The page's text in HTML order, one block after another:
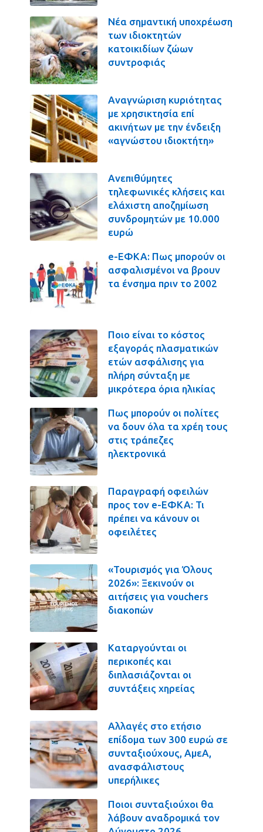
Νέα σημαντική υποχρέωση
των ιδιοκτητών
κατοικιδίων ζώων
συντροφιάς
Αναγνώριση κυριότητας
με χρησικτησία επί
ακινήτων με την ένδειξη
«αγνώστου ιδιοκτήτη»
Ανεπιθύμητες
τηλεφωνικές κλήσεις και
ελάχιστη αποζημίωση
συνδρομητών με 10.000
ευρώ
e-ΕΦΚΑ: Πως μπορούν οι
ασφαλισμένοι να βρουν
τα ένσημα πριν το 2002
Ποιο είναι το κόστος
εξαγοράς πλασματικών
ετών ασφάλισης για
πλήρη σύνταξη με
μικρότερα όρια ηλικίας
Πως μπορούν οι πολίτες
να δουν όλα τα χρέη τους
στις τράπεζες
ηλεκτρονικά
Παραγραφή οφειλών
προς τον e-ΕΦΚΑ: Τι
πρέπει να κάνουν οι
οφειλέτες
«Τουρισμός για Όλους
2026»: Ξεκινούν οι
αιτήσεις για vouchers
διακοπών
Καταργούνται οι
περικοπές και
διπλασιάζονται οι
συντάξεις χηρείας
Αλλαγές στο ετήσιο
επίδομα των 300 ευρώ σε
συνταξιούχους, ΑμεΑ,
ανασφάλιστους
υπερήλικες
Ποιοι συνταξιούχοι θα
λάβουν αναδρομικά τον